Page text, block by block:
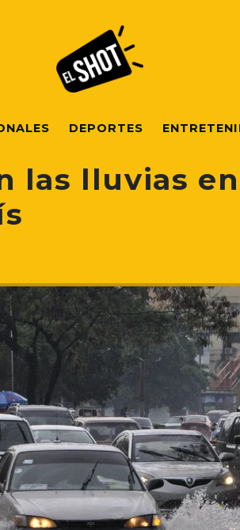
DEPORTES
las lluvias